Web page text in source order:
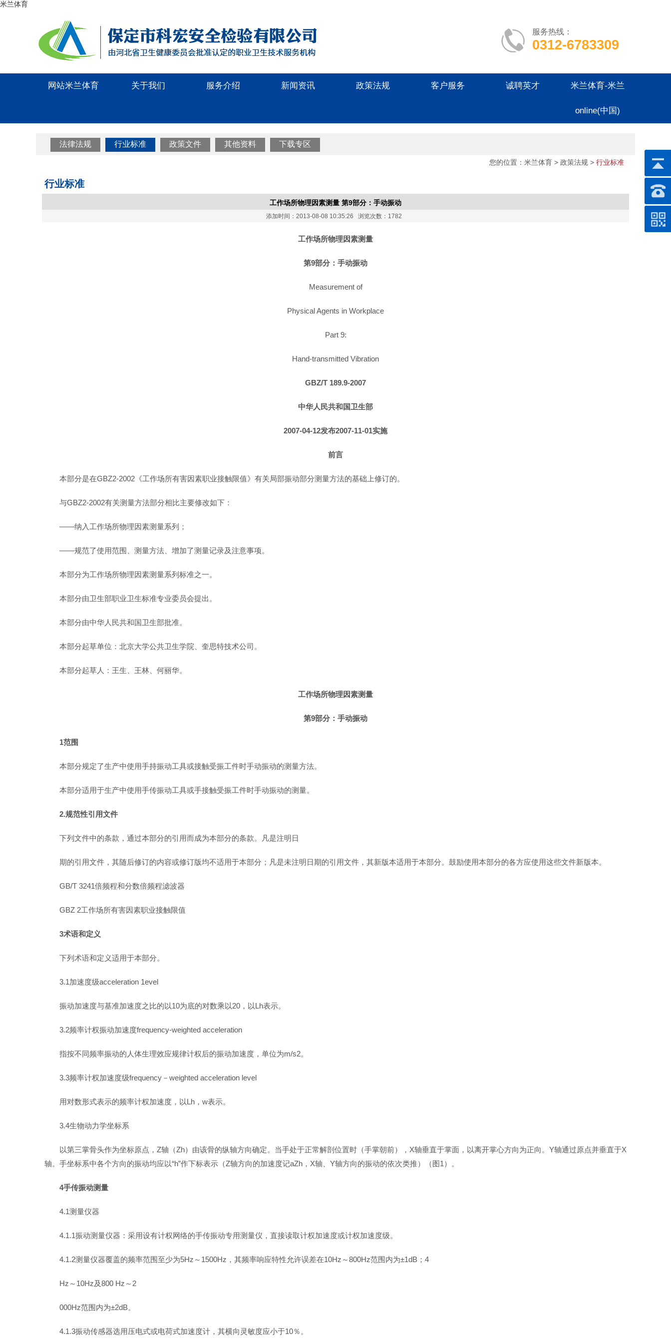
米兰体育
服务热线：
0312-6783309
网站米兰体育 关于我们 服务介绍 新闻资讯 政策法规 客户服务 诚聘英才 米兰体育-米兰
online(中国)
法律法规 行业标准 政策文件 其他资料 下载专区
您的位置： 米兰体育 > 政策法规 > 行业标准
行业标准
工作场所物理因素测量 第9部分：手动振动
添加时间：2013-08-08 10:35:26 浏览次数：1782
工作场所物理因素测量
第9部分：手动振动
Measurement of
Physical Agents in Workplace
Part 9:
Hand-transmitted Vibration
GBZ/T 189.9-2007
中华人民共和国卫生部
2007-04-12发布2007-11-01实施
前言
本部分是在GBZ2-2002《工作场所有害因素职业接触限值》有关局部振动部分测量方法的基础上修订的。
与GBZ2-2002有关测量方法部分相比主要修改如下：
——纳入工作场所物理因素测量系列；
——规范了使用范围、测量方法、增加了测量记录及注意事项。
本部分为工作场所物理因素测量系列标准之一。
本部分由卫生部职业卫生标准专业委员会提出。
本部分由中华人民共和国卫生部批准。
本部分起草单位：北京大学公共卫生学院、奎思特技术公司。
本部分起草人：王生、王林、何丽华。
工作场所物理因素测量
第9部分：手动振动
1范围
本部分规定了生产中使用手持振动工具或接触受振工件时手动振动的测量方法。
本部分适用于生产中使用手传振动工具或手接触受振工件时手动振动的测量。
2.规范性引用文件
下列文件中的条款，通过本部分的引用而成为本部分的条款。凡是注明日
期的引用文件，其随后修订的内容或修订版均不适用于本部分；凡是未注明日期的引用文件，其新版本适用于本部分。鼓励使用本部分的各方应使用这些文件新版本。
GB/T 3241倍频程和分数倍频程滤波器
GBZ 2工作场所有害因素职业接触限值
3术语和定义
下列术语和定义适用于本部分。
3.1加速度级acceleration 1evel
振动加速度与基准加速度之比的以10为底的对数乘以20，以Lh表示。
3.2频率计权振动加速度frequency-weighted acceleration
指按不同频率振动的人体生理效应规律计权后的振动加速度，单位为m/s2。
3.3频率计权加速度级frequency－weighted acceleration level
用对数形式表示的频率计权加速度，以Lh，w表示。
3.4生物动力学坐标系
以第三掌骨头作为坐标原点，Z轴（Zh）由该骨的纵轴方向确定。当手处于正常解剖位置时（手掌朝前），X轴垂直于掌面，以离开掌心方向为正向。Y轴通过原点并垂直于X
轴。手坐标系中各个方向的振动均应以“h”作下标表示（Z轴方向的加速度记aZh，X轴、Y轴方向的振动的依次类推）（图1）。
4手传振动测量
4.1测量仪器
4.1.1振动测量仪器：采用设有计权网络的手传振动专用测量仪，直接读取计权加速度或计权加速度级。
4.1.2测量仪器覆盖的频率范围至少为5Hz～1500Hz，其频率响应特性允许误差在10Hz～800Hz范围内为±1dB；4
Hz～10Hz及800 Hz～2
000Hz范围内为±2dB。
4.1.3振动传感器选用压电式或电荷式加速度计，其横向灵敏度应小于10％。